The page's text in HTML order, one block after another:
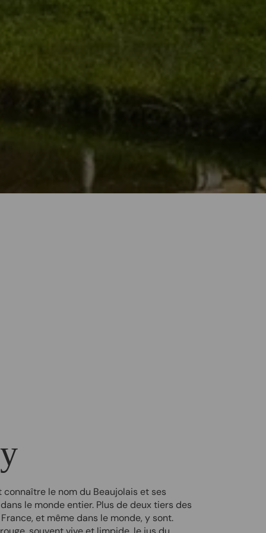
connaître le nom du Beaujolais et ses
le monde entier. Plus de deux tiers des
et même dans le monde, y sont.